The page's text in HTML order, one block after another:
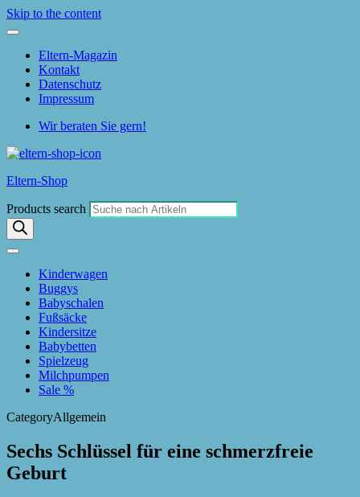
Skip to the content
Eltern-Magazin
Kontakt
Datenschutz
Impressum
Wir beraten Sie gern!
Eltern-Shop
Products search
Kinderwagen
Buggys
Babyschalen
Fußsäcke
Kindersitze
Babybetten
Spielzeug
Milchpumpen
Sale %
CategoryAllgemein
Sechs Schlüssel für eine schmerzfreie
Geburt